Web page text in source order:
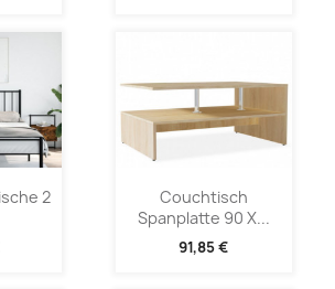
2
Couchtisch
Spanplatte 90 X...
91,85 €